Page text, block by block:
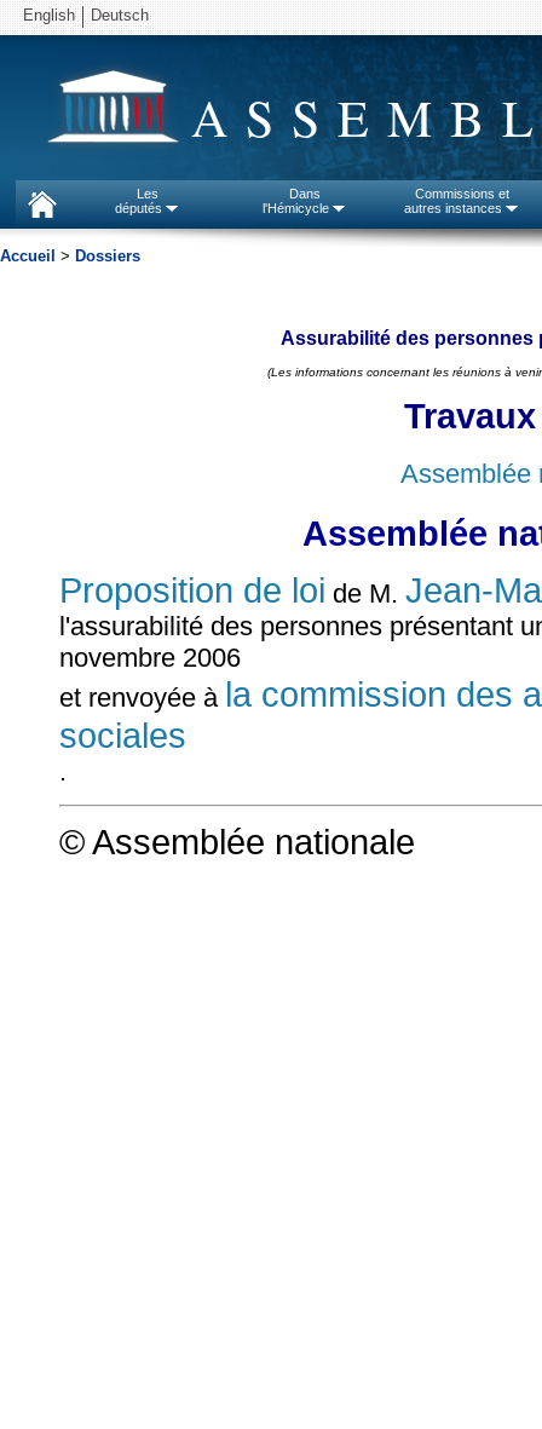
English Deutsch
Les
députés
Dans
l'Hémicycle
Commissions et
autres instances
Accueil > Dossiers
Assurabilité des personnes
(Les informations concernant les réunions à
Assemblée
Assemblée
Proposition de loi de M. Jean-
l'assurabilité des personnes présentant
novembre 2006
et renvoyée à la commission des
sociales
.
© Assemblée nationale